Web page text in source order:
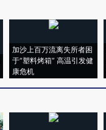
加沙上百万流离失所者困
于“塑料烤箱” 高温引发健
康危机